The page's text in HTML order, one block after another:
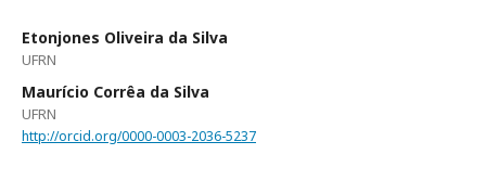
Etonjones Oliveira da Silva
UFRN
Maurí­cio Corrêa da Silva
UFRN
http://orcid.org/0000-0003-2036-5237